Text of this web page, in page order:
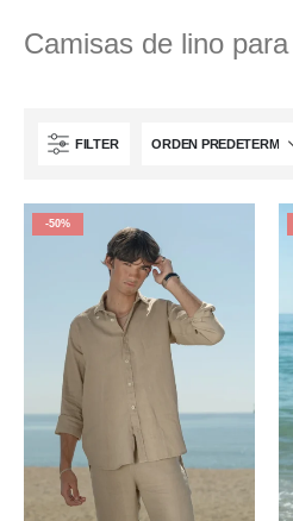
Camisas de lino
FILTER
-50%